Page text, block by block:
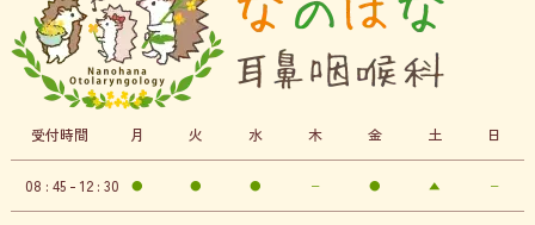
受付時間 月 火 水 木 金 土 日
08 : 45 - 12 : 30 ● ● ● − ● ▲ −